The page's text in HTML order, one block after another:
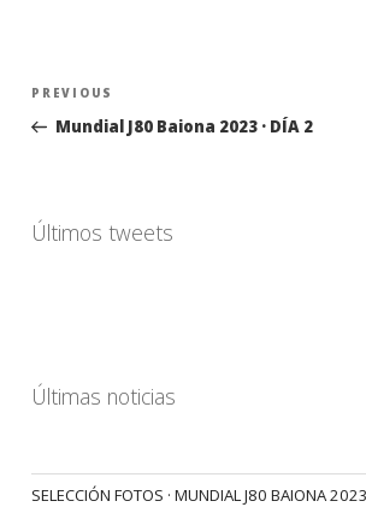
Navegación
entradas
Previous
Post
PREVIOUS
Mundial J80 Baiona 2023 · DÍA 2
Últimos tweets
Últimas noticias
SELECCIÓN FOTOS · MUNDIAL J80 BAIONA 2023